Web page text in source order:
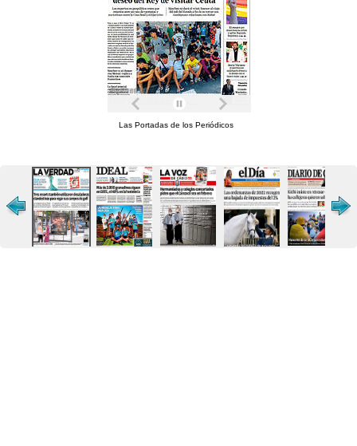
Las Portadas de los Periódicos